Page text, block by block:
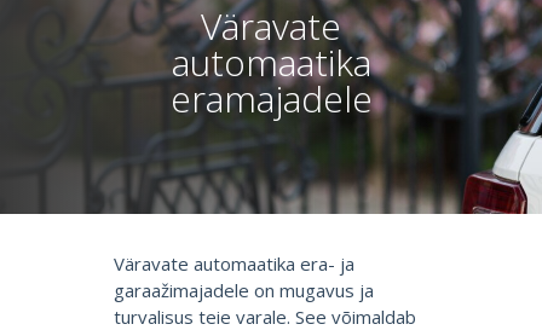
Väravate
automaatika
eramajadele
Väravate automaatika era- ja
garaažimajadele on mugavus ja
turvalisus teie varale. See võimaldab